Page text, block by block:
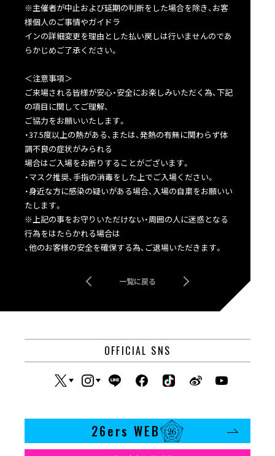
※主催者が中止および延期の判断をした場合を除き、お客
様個人のご事情やガイドラ
インの詳細変更を理由とした払い戻しは行いませんのであ
らかじめご了承ください。
＜注意事項＞
ご来場される皆様が安心・安全にお楽しみいただく為、下記
の項目に関してご理解、
ご協力をお願いいたします。
・37.5度以上の熱がある、または、発熱の有無に関わらず体
調不良の症状がみられる
場合はご入場をお断りすることがございます。
・マスク推奨、手指の消毒をした上でご入場ください。
・身近な方に感染の疑いがある場合、入場の自粛をお願いい
たします。
※上記の事をお守りいただけない・周囲の人に迷惑となる
行為をはたらかれる場合は
、他のお客様の安全を確保する為、ご退場いただきます。
一覧に戻る
OFFICIAL SNS
26ers WEB